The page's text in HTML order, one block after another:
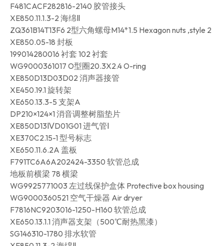
F481CACF282816-2140 胶管接头
XE850.11.1.3-2 海绵Ⅱ
ZQ361B14T13F6 2型六角螺母M14*1.5 Hexagon nuts ,style 2
XE850.05-18 封板
199014280016 衬套 102 衬套
WG9000361017 O型圈20.3X2.4 O-ring
XE850D13D03D02 消声器接管
XE450.19.1 旋转架
XE650.13.3-5 支架A
DP210×124×1 消音调整树脂垫片
XE850D13ⅣD01G01 进气管Ⅰ
XE370C2.15-1 型号标志
XE650.11.6.2A 盖板
F791TC6A6A202424-3350 软管总成
地板前横梁 78 横梁
WG9925771003 左过线保护盒体 Protective box housing
WG9000360521 空气干燥器 Air dryer
F7816NC9203016-1250-H160 软管总成
XE650.13.1.1 消声器支架（500℃耐热黑漆）
SG146310-1780 排水软管